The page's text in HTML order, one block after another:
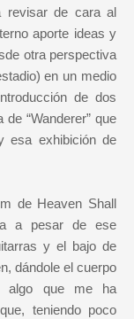
revisar de cara al
aporte ideas y
otra perspectiva
en un medio
de dos
“Wanderer” que
esa exhibición de
de Heaven Shall
a pesar de ese
y el bajo de
dándole el cuerpo
algo que me ha
teniendo poco